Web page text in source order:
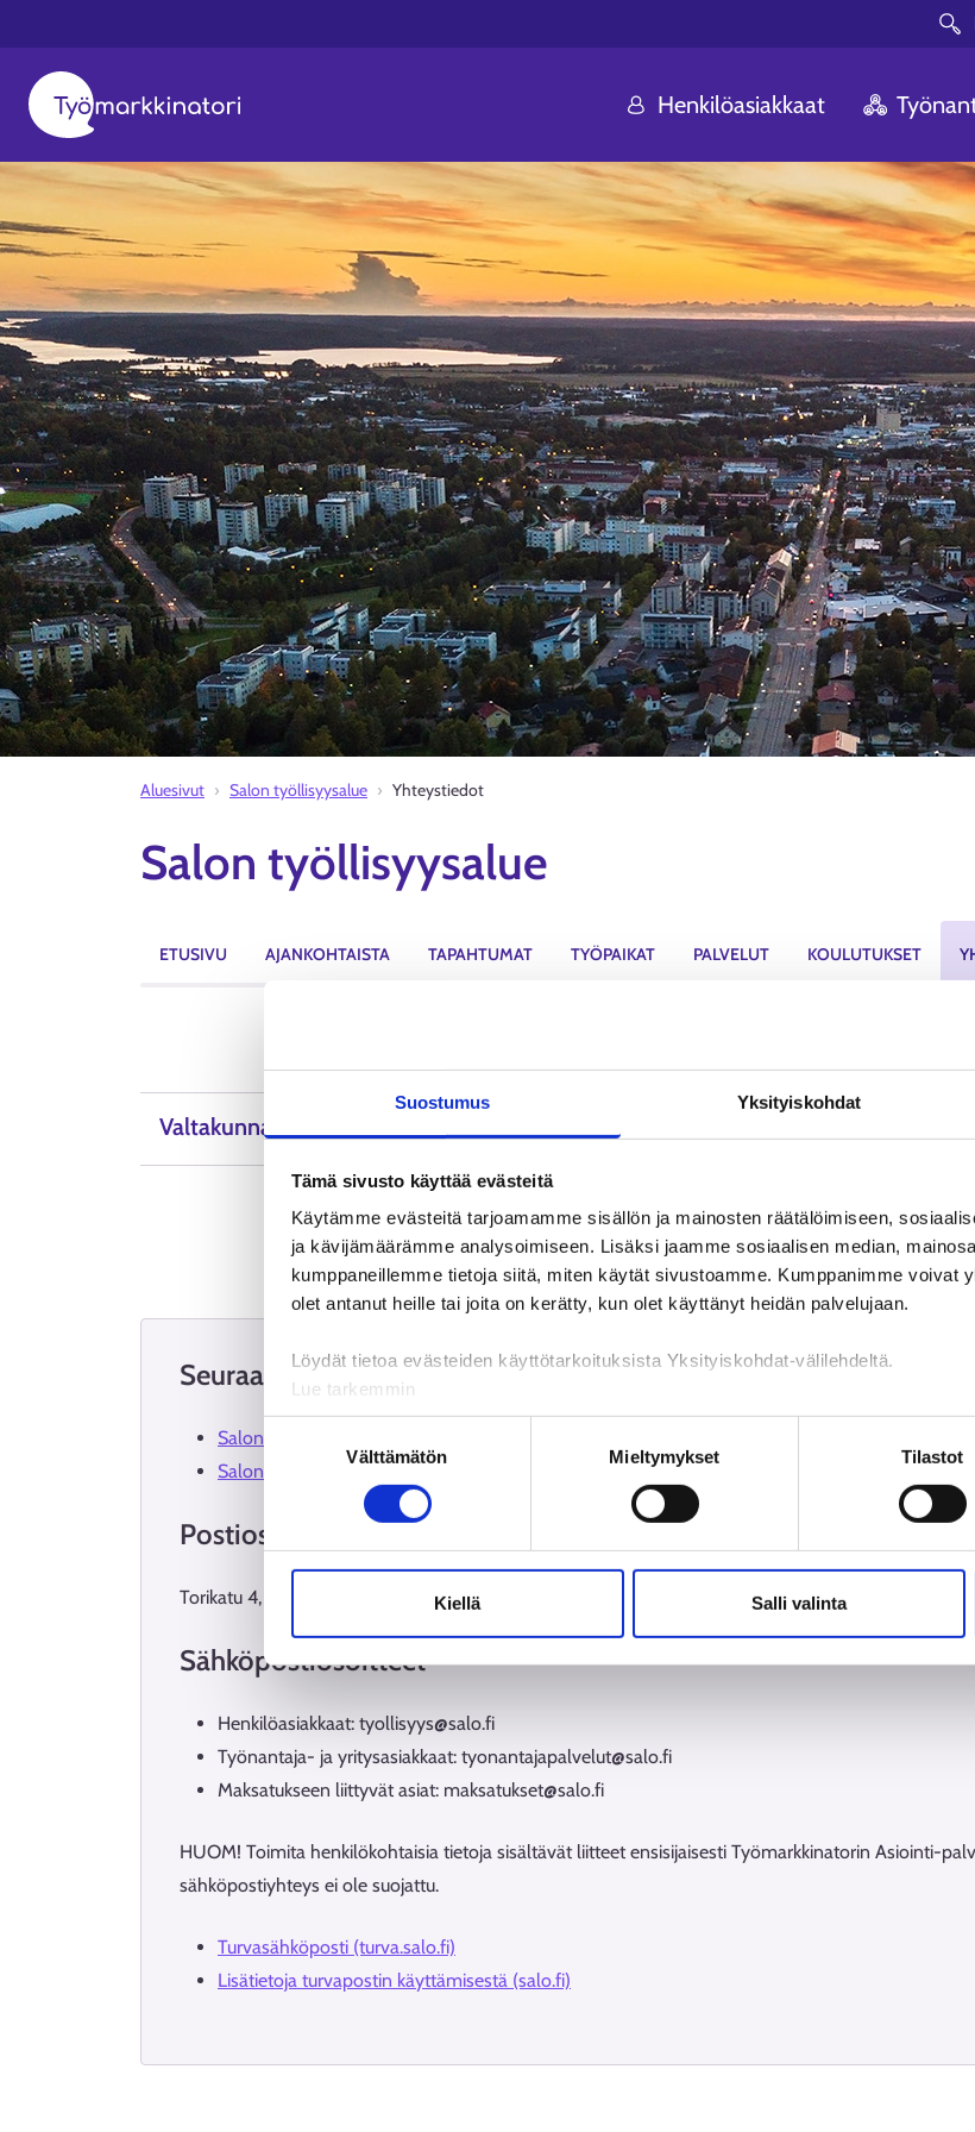
Suostumus Yksityiskohdat
Tämä sivusto käyttää evästeitä
Käytämme evästeitä tarjoamamme sisällön ja mainosten räätälöimiseen,
ja kävijämäärämme analysoimiseen. Lisäksi jaamme sosiaalisen median,
kumppaneillemme tietoja siitä, miten käytät sivustoamme. Kumppanimme voivat
olet antanut heille tai joita on kerätty, kun olet käyttänyt heidän palvelujaan.
Löydät tietoa evästeiden käyttötarkoituksista Yksityiskohdat-välilehdeltä.
Lue tarkemmin
Evästeet
Tietosuoja ja henkilötietojen käsittely
Välttämätön Mieltymykset Tilastot
Kiellä Salli valinta
Henkilöasiakkaat
Aluesivut Salon työllisyysalue Yhteystiedot
Salon työllisyysalue
ETUSIVU AJANKOHTAISTA TAPAHTUMAT TYÖPAIKAT PALVELUT KOULUTUKSET
Valtakunnalliset neuvontapalvelut
Lisätietoja
Seuraa meitä sosiaalisessa mediassa
Salon työllisyyspalvelut Facebookissa (facebook.com)
Salon työllisyyspalvelut Instagramissa (instagram.com)
Postiosoite
Torikatu 4, 24100 Salo.
Sähköpostiosoitteet
Henkilöasiakkaat: tyollisyys@salo.fi
Työnantaja- ja yritysasiakkaat: tyonantajapalvelut@salo.fi
Maksatukseen liittyvät asiat: maksatukset@salo.fi
HUOM! Toimita henkilökohtaisia tietoja sisältävät liitteet ensisijaisesti Työmarkkinatorin Asiointi-
sähköpostiyhteys ei ole suojattu.
Turvasähköposti (turva.salo.fi)
Lisätietoja turvapostin käyttämisestä (salo.fi)